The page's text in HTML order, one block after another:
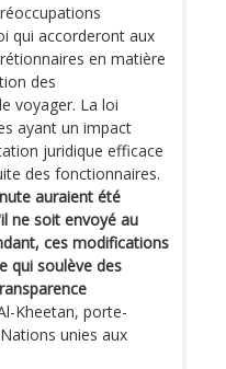
qui accorderont aux
en matière
des
voyager. La loi
ayant un impact
juridique efficace
des fonctionnaires.
auraient été
ne soit envoyé au
ces modifications
qui soulève des
Kheetan, porte-
unies aux